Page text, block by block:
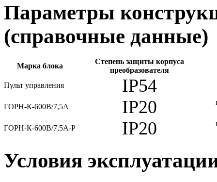
Параметры
(справочные данные)
Марка блока
Степень защиты корпуса
преобразователя
Пульт управления
IP54
ГОРН-К-600В/7,5А IP20
ГОРН-К-600В/7,5А-Р IP20
Условия